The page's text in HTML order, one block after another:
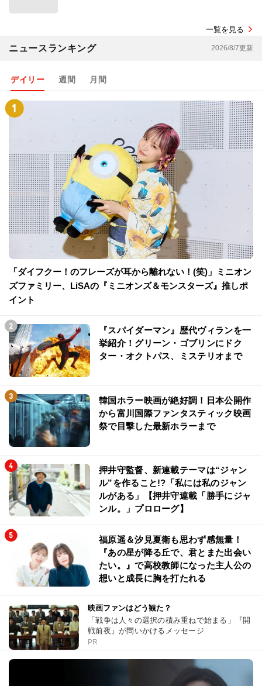
一覧を見る
ニュースランキング 2026/8/7更新
デイリー 週間 月間
「ダイフクー！のフレーズが耳から離れない！(笑)」ミニオン
ズファミリー、LiSAの『ミニオンズ＆モンスターズ』推しポ
イント
『スパイダーマン』歴代ヴィランを一
挙紹介！グリーン・ゴブリンにドク
ター・オクトパス、ミステリオまで
韓国ホラー映画が絶好調！日本公開作
から富川国際ファンタスティック映画
祭で目撃した最新ホラーまで
押井守監督、新連載テーマは“ジャン
ル”を作ること!?「私には私のジャン
ルがある」【押井守連載「勝手にジャ
ンル。」プロローグ】
福原遥＆汐見夏衛も思わず感無量！
『あの星が降る丘で、君とまた出会い
たい。』で高校教師になった主人公の
想いと成長に胸を打たれる
映画ファンはどう観た？
「戦争は人々の選択の積み重ねで始まる」『開
戦前夜』が問いかけるメッセージ
PR